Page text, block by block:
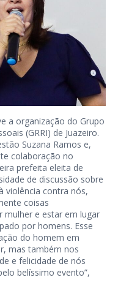
a organização do Grupo
(GRRI) de Juazeiro.
Suzana Ramos e,
colaboração no
prefeita eleita de
de discussão sobre
violência contra nós,
coisas
mulher e estar em lugar
por homens. Esse
do homem em
mas também nos
e felicidade de nós
belíssimo evento”,